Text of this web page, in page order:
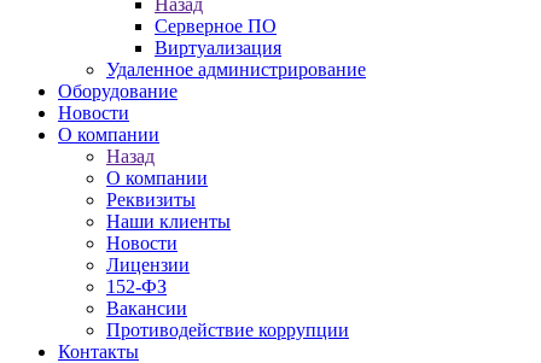
Назад
Серверное ПО
Виртуализация
Удаленное администрирование
Оборудование
Новости
О компании
Назад
О компании
Реквизиты
Наши клиенты
Новости
Лицензии
152-ФЗ
Вакансии
Противодействие коррупции
Контакты